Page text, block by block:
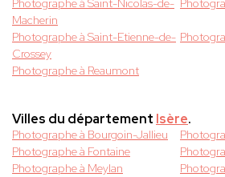
Photographe à Saint-Nicolas-de-
Macherin
Photographe à Saint-Etienne-de-
Crossey
Photographe à Reaumont
Villes du département Isère.
Photographe à Bourgoin-Jallieu
Photographe à Fontaine
Photographe à Meylan